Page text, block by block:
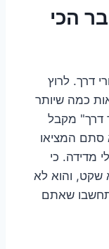
הכי
דרך. לרוץ
כמה שיותר
דרך" מקבל
סתם המציאו
מדידה. כי
שקט, והוא לא
תחשבו שאתם